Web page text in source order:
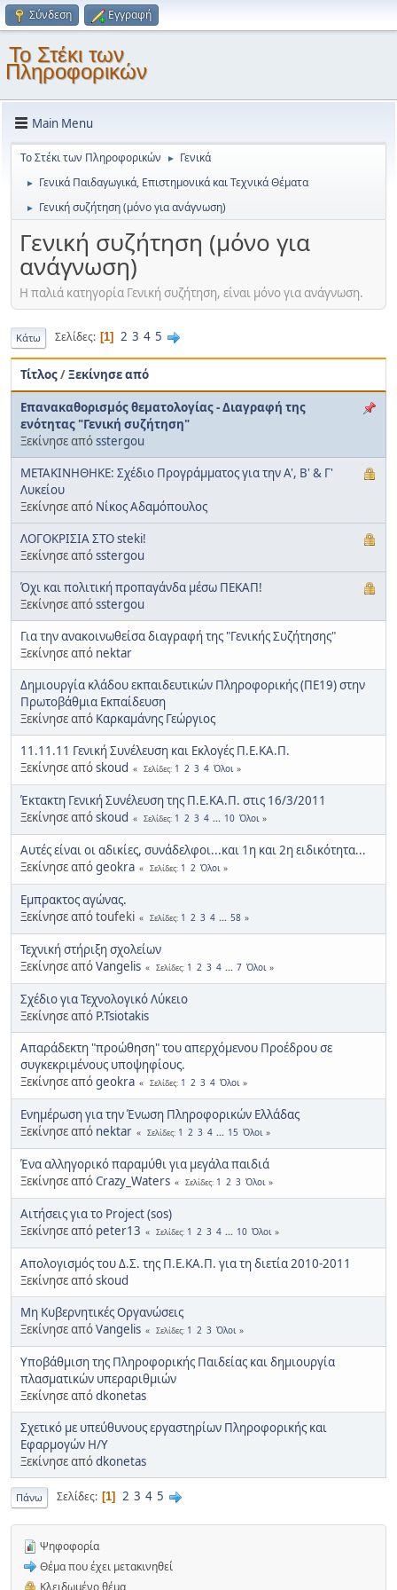
Σύνδεση Εγγραφή
Το Στέκι των
Πληροφορικών
Main Menu
Το Στέκι των Πληροφορικών ► Γενικά
► Γενικά Παιδαγωγικά, Επιστημονικά και Τεχνικά Θέματα
► Γενική συζήτηση (μόνο για ανάγνωση)
Γενική συζήτηση (μόνο για
ανάγνωση)
Η παλιά κατηγορία Γενική συζήτηση, είναι μόνο για ανάγνωση.
Κάτω Σελίδες 1 2 3 4 5
Τίτλος/Ξεκίνησε από
Επανακαθορισμός θεματολογίας - Διαγραφή της
ενότητας "Γενική συζήτηση"
Ξεκίνησε απόsstergou
ΜΕΤΑΚΙΝΗΘΗΚΕ: Σχέδιο Προγράμματος για την Α', Β' & Γ'
Λυκείου
Ξεκίνησε από Νίκος Αδαμόπουλος
ΛΟΓΟΚΡΙΣΙΑ ΣΤΟ steki!
Ξεκίνησε απόsstergou
Όχι και πολιτική προπαγάνδα μέσω ΠΕΚΑΠ!
Ξεκίνησε απόsstergou
Για την ανακοινωθείσα διαγραφή της "Γενικής Συζήτησης"
Ξεκίνησε από nektar
Δημιουργία κλάδου εκπαιδευτικών Πληροφορικής (ΠΕ19) στην
Πρωτοβάθμια Εκπαίδευση
Ξεκίνησε από Καρκαμάνης Γεώργιος
11.11.11 Γενική Συνέλευση και Εκλογές Π.Ε.ΚΑ.Π.
Ξεκίνησε απόskoud Σελίδες 1 2 3 4 Όλοι
Έκτακτη Γενική Συνέλευση της Π.Ε.ΚΑ.Π. στις 16/3/2011
Ξεκίνησε απόskoud Σελίδες 1 2 3 4 ... 10 Όλοι
Αυτές είναι οι αδικίες, συνάδελφοι...και 1η και 2η ειδικότητα...
Ξεκίνησε απόgeokra Σελίδες 1 2 Όλοι
Εμπρακτος αγώνας.
Ξεκίνησε από toufeki
Σελίδες 1 2 3 4 ... 58
Τεχνική στήριξη σχολείων
Ξεκίνησε απόVangelis Σελίδες 1 2 3 4 ... 7 Όλοι
Σχέδιο για Τεχνολογικό Λύκειο
Ξεκίνησε από P.Tsiotakis
Απαράδεκτη "προώθηση" του απερχόμενου Προέδρου σε
συγκεκριμένους υποψηφίους.
Ξεκίνησε απόgeokra Σελίδες 1 2 3 4 Όλοι
Ενημέρωση για την Ένωση Πληροφορικών Ελλάδας
Ξεκίνησε από nektar Σελίδες 1 2 3 4 ... 15 Όλοι
Ένα αλληγορικό παραμύθι για μεγάλα παιδιά
Ξεκίνησε απόCrazy_Waters Σελίδες 1 2 3 Όλοι
Αιτήσεις για το Project (sos)
Ξεκίνησε από peter13 Σελίδες 1 2 3 4 ... 10 Όλοι
Απολογισμός του Δ.Σ. της Π.Ε.ΚΑ.Π. για τη διετία 2010-2011
Ξεκίνησε απόskoud
Μη Κυβερνητικές Οργανώσεις
Ξεκίνησε απόVangelis Σελίδες 1 2 3 Όλοι
Υποβάθμιση της Πληροφορικής Παιδείας και δημιουργία
πλασματικών υπεραριθμιών
Ξεκίνησε απόdkonetas
Σχετικό με υπεύθυνους εργαστηρίων Πληροφορικής και
Εφαρμογών Η/Υ
Ξεκίνησε απόdkonetas
Πάνω Σελίδες 1 2 3 4 5
Ψηφοφορία
Θέμα που έχει μετακινηθεί
Κλειδωμένο θέμα